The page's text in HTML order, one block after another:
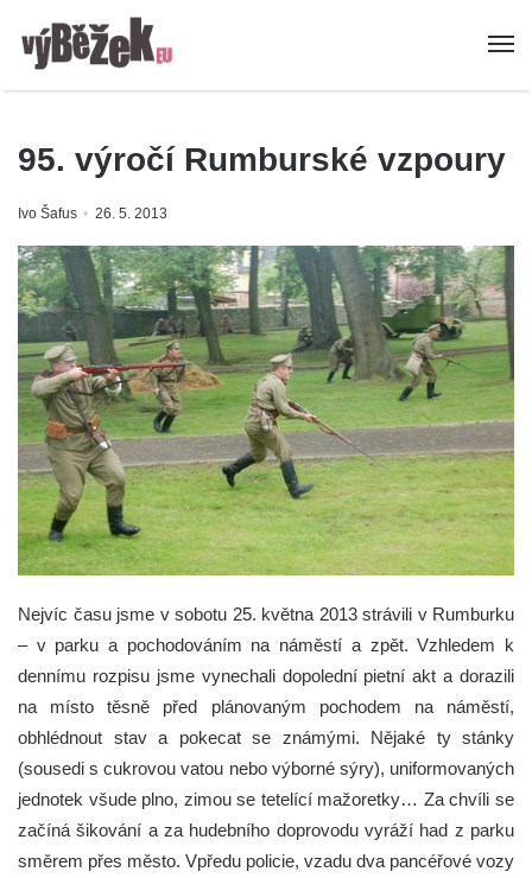
95. výročí Rumburské vzpoury
Ivo Šafus 26. 5. 2013
Nejvíc času jsme v sobotu 25. května 2013 strávili v Rumburku
– v parku a pochodováním na náměstí a zpět.Vzhledem k
dennímu rozpisu jsme vynechali dopolední pietní akt a dorazili
na místo těsně před plánovaným pochodem na náměstí,
obhlédnout stav a pokecat se známými. Nějaké ty stánky
(sousedi s cukrovou vatou nebo výborné sýry), uniformovaných
jednotek všude plno, zimou se tetelící mažoretky… Za chvíli se
začíná šikování a za hudebního doprovodu vyráží had z parku
směrem přes město. Vpředu policie, vzadu dva pancéřové vozy